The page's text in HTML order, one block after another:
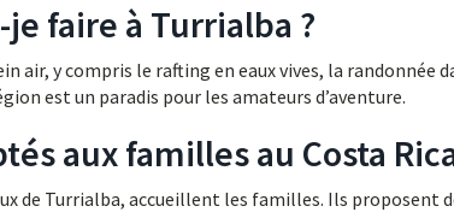
faire à Turrialba ?
air, y compris le rafting en eaux vives, la randonnée
est un paradis pour les amateurs d’aventure.
aux familles au Costa
de Turrialba, accueillent les familles. Ils proposent